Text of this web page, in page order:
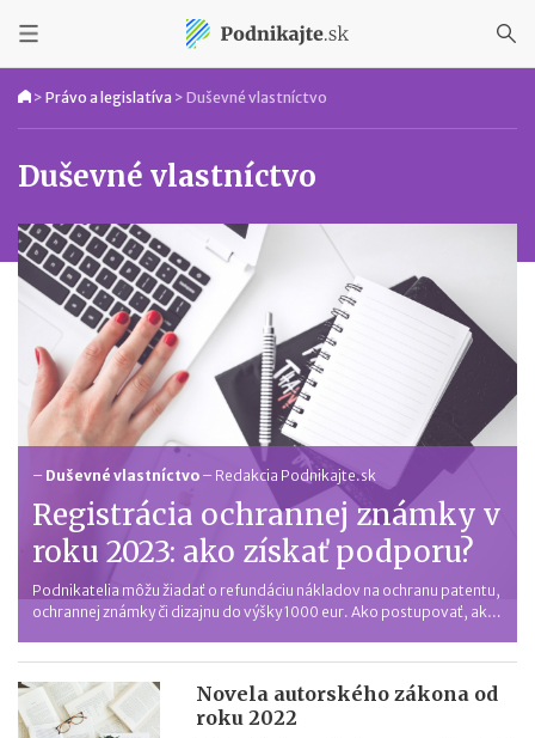
> Právo a legislatíva > Duševné vlastníctvo
Duševné vlastníctvo
– Duševné vlastníctvo – Redakcia Podnikajte.sk
Registrácia ochrannej známky v
roku 2023: ako získať podporu?
Podnikatelia môžu žiadať o refundáciu nákladov na ochranu patentu,
ochrannej známky či dizajnu do výšky 1000 eur. Ako postupovať, aké
Novela autorského zákona od
roku 2022